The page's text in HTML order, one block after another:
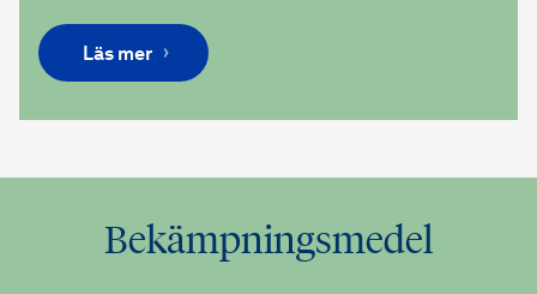
Läs mer
Bekämpningsmedel